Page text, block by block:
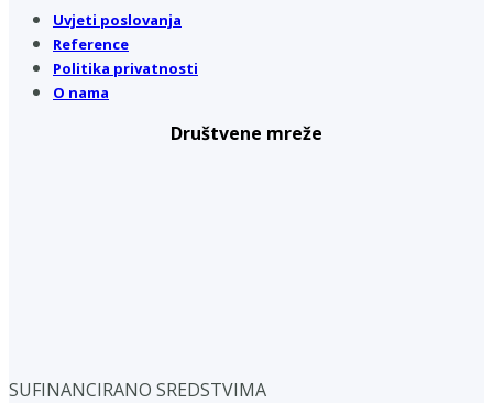
Uvjeti poslovanja
Reference
Politika privatnosti
O nama
Društvene mreže
SUFINANCIRANO SREDSTVIMA